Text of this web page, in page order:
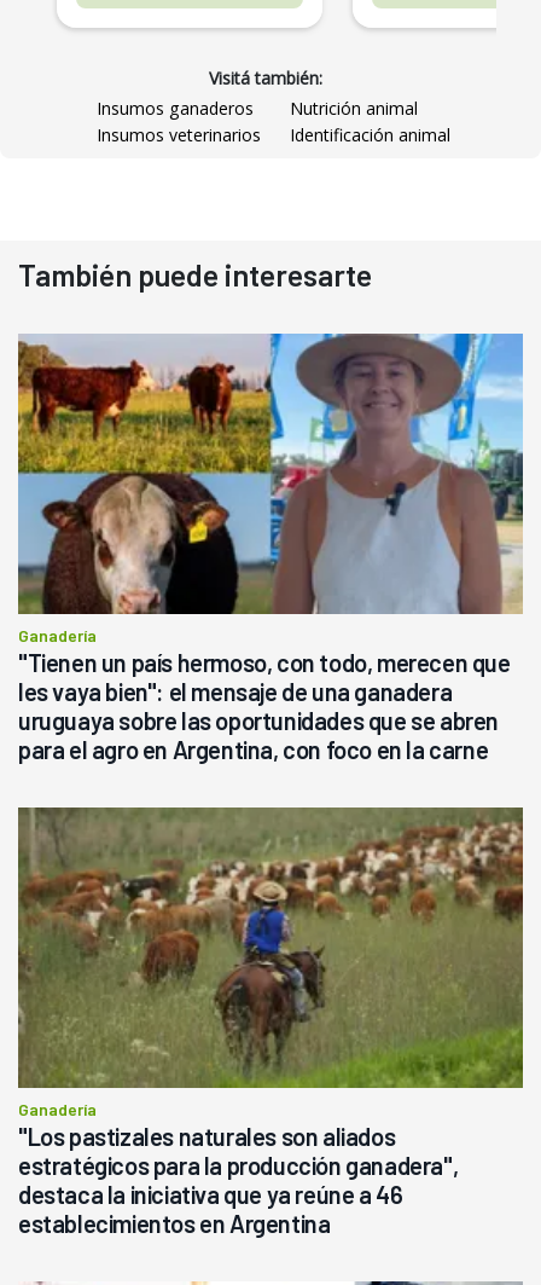
Visitá también:
Insumos ganaderos
Nutrición animal
Insumos veterinarios
Identificación animal
También puede interesarte
Ganadería
"Tienen un país hermoso, con todo, merecen que
les vaya bien": el mensaje de una ganadera
uruguaya sobre las oportunidades que se abren
para el agro en Argentina, con foco en la carne
Ganadería
"Los pastizales naturales son aliados
estratégicos para la producción ganadera",
destaca la iniciativa que ya reúne a 46
establecimientos en Argentina